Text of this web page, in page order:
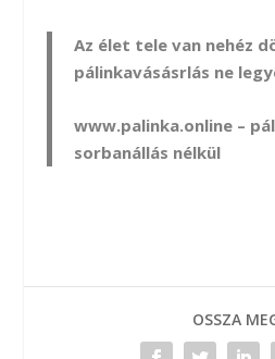
Az élet tele van nehéz
pálinkavásásrlás ne
www.palinka.online–
sorbanállás nélkül
OSSZA